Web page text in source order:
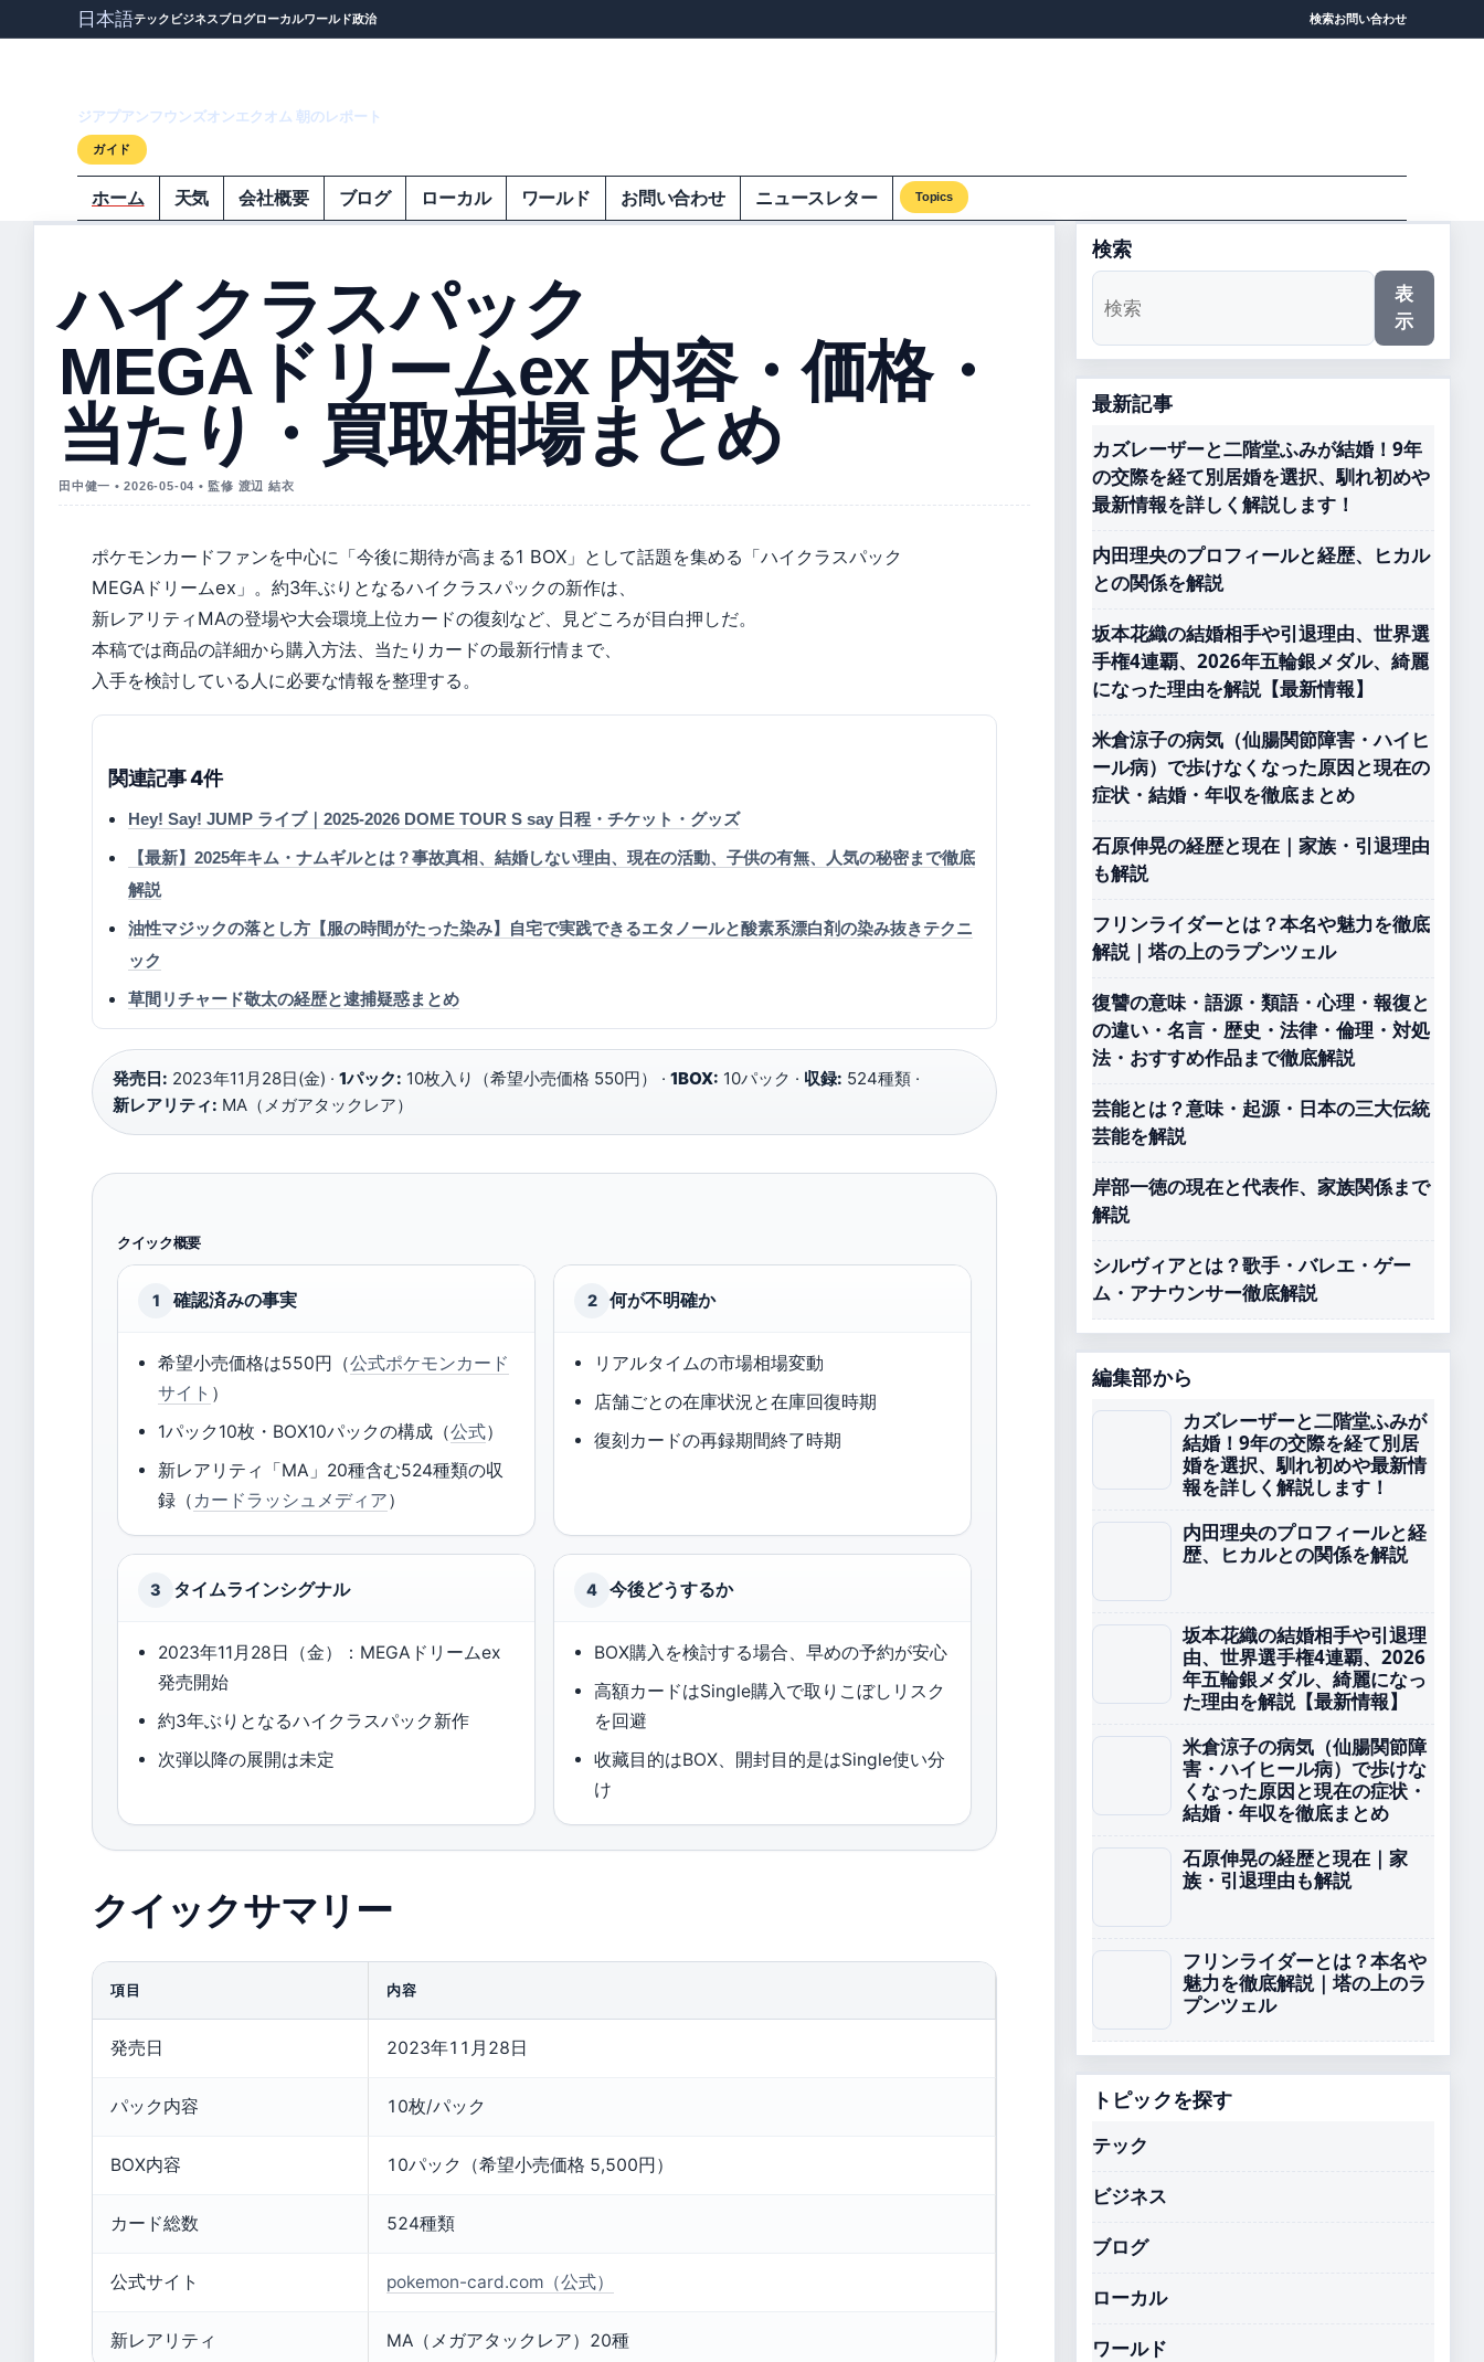
日本語テック ビジネスブログローカルワールド政治 検索お問い合わせ
ジアプアンフウンズオンエクオム 朝のレポート
ガイド
ホーム 天気 会社概要 ブログ ローカル ワールド お問い合わせ ニュースレター Topics
ハイクラスパック
MEGAドリームex 内容・価格・
当たり・買取相場まとめ
田中健一 • 2026-05-04 • 監修 渡辺 結衣
ポケモンカードファンを中心に「今後に期待が高まる1 BOX」として話題を集める「ハイクラスパック
MEGAドリームex」。約3年ぶりとなるハイクラスパックの新作は、
新レアリティMAの登場や大会環境上位カードの復刻など、見どころが目白押しだ。
本稿では商品の詳細から購入方法、当たりカードの最新行情まで、
入手を検討している人に必要な情報を整理する。
関連記事 4件
Hey! Say! JUMP ライブ｜2025-2026 DOME TOUR S say 日程・チケット・グッズ
【最新】2025年キム・ナムギルとは？事故真相、結婚しない理由、現在の活動、子供の有無、人気の秘密まで徹底
解説
油性マジックの落とし方【服の時間がたった染み】自宅で実践できるエタノールと酸素系漂白剤の染み抜きテクニ
ック
草間リチャード敬太の経歴と逮捕疑惑まとめ
発売日: 2023年11月28日(金) · 1パック: 10枚入り（希望小売価格 550円） · 1BOX: 10パック · 収録: 524種類 ·
新レアリティ: MA（メガアタックレア）
クイック概要
1 確認済みの事実
希望小売価格は550円（公式ポケモンカード
サイト ）
1パック10枚・BOX10パックの構成（公式）
新レアリティ「MA」20種含む524種類の収
録（ カードラッシュメディア）
2 何が不明確か
リアルタイムの市場相場変動
店舗ごとの在庫状況と在庫回復時期
復刻カードの再録期間終了時期
3 タイムラインシグナル
2023年11月28日（金）：MEGAドリームex
発売開始
約3年ぶりとなるハイクラスパック新作
次弾以降の展開は未定
4 今後どうするか
BOX購入を検討する場合、早めの予約が安心
高額カードはSingle購入で取りこぼしリスク
を回避
收藏目的はBOX、開封目的是はSingle使い分
け
クイックサマリー
項目 内容
発売日 2023年11月28日
パック内容 10枚/パック
BOX内容 10パック（希望小売価格 5,500円）
カード総数 524種類
公式サイト pokemon-card.com（公式）
新レアリティ MA（メガアタックレア）20種
検索
表
示
最新記事
カズレーザーと二階堂ふみが結婚！9年
の交際を経て別居婚を選択、馴れ初めや
最新情報を詳しく解説します！
内田理央のプロフィールと経歴、ヒカル
との関係を解説
坂本花織の結婚相手や引退理由、世界選
手権4連覇、2026年五輪銀メダル、綺麗
になった理由を解説【最新情報】
米倉涼子の病気（仙腸関節障害・ハイヒ
ール病）で歩けなくなった原因と現在の
症状・結婚・年収を徹底まとめ
石原伸晃の経歴と現在｜家族・引退理由
も解説
フリンライダーとは？本名や魅力を徹底
解説｜塔の上のラプンツェル
復讐の意味・語源・類語・心理・報復と
の違い・名言・歴史・法律・倫理・対処
法・おすすめ作品まで徹底解説
芸能とは？意味・起源・日本の三大伝統
芸能を解説
岸部一徳の現在と代表作、家族関係まで
解説
シルヴィアとは？歌手・バレエ・ゲー
ム・アナウンサー徹底解説
編集部から
カズレーザーと二階堂ふみが
結婚！9年の交際を経て別居
婚を選択、馴れ初めや最新情
報を詳しく解説します！
内田理央のプロフィールと経
歴、ヒカルとの関係を解説
坂本花織の結婚相手や引退理
由、世界選手権4連覇、2026
年五輪銀メダル、綺麗になっ
た理由を解説【最新情報】
米倉涼子の病気（仙腸関節障
害・ハイヒール病）で歩けな
くなった原因と現在の症状・
結婚・年収を徹底まとめ
石原伸晃の経歴と現在｜家
族・引退理由も解説
フリンライダーとは？本名や
魅力を徹底解説｜塔の上のラ
プンツェル
トピックを探す
テック
ビジネス
ブログ
ローカル
ワールド